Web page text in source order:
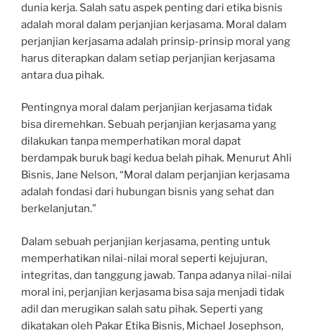
dunia kerja. Salah satu aspek penting dari etika bisnis
adalah moral dalam perjanjian kerjasama. Moral dalam
perjanjian kerjasama adalah prinsip-prinsip moral yang
harus diterapkan dalam setiap perjanjian kerjasama
antara dua pihak.
Pentingnya moral dalam perjanjian kerjasama tidak
bisa diremehkan. Sebuah perjanjian kerjasama yang
dilakukan tanpa memperhatikan moral dapat
berdampak buruk bagi kedua belah pihak. Menurut Ahli
Bisnis, Jane Nelson, “Moral dalam perjanjian kerjasama
adalah fondasi dari hubungan bisnis yang sehat dan
berkelanjutan.”
Dalam sebuah perjanjian kerjasama, penting untuk
memperhatikan nilai-nilai moral seperti kejujuran,
integritas, dan tanggung jawab. Tanpa adanya nilai-nilai
moral ini, perjanjian kerjasama bisa saja menjadi tidak
adil dan merugikan salah satu pihak. Seperti yang
dikatakan oleh Pakar Etika Bisnis, Michael Josephson,